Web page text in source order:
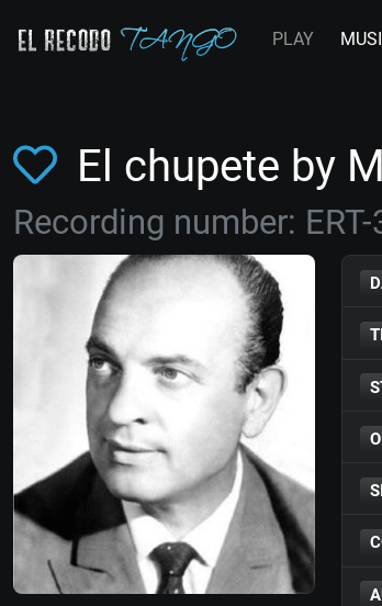
PLAY
El chupete by
Recording number: ERT-